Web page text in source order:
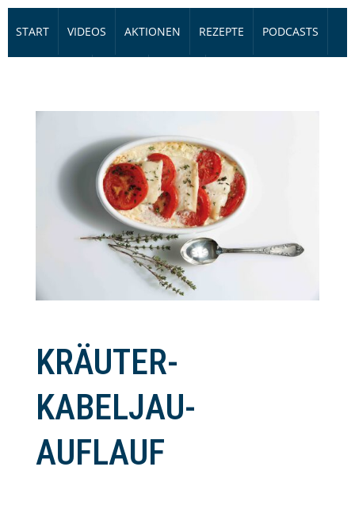
START VIDEOS AKTIONEN REZEPTE PODCASTS
KRÄUTER-
KABELJAU-
AUFLAUF